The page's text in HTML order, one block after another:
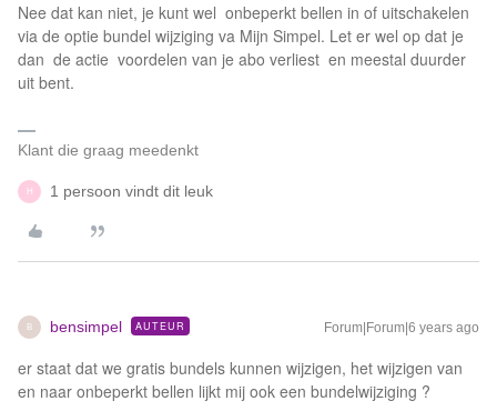
Nee dat kan niet, je kunt wel onbeperkt bellen in of uitschakelen
via de optie bundel wijziging va Mijn Simpel. Let er wel op dat je
dan de actie voordelen van je abo verliest en meestal duurder
uit bent.
Klant die graag meedenkt
H 1 persoon vindt dit leuk
B bensimpel AUTEUR Forum|Forum|6 years ago
er staat dat we gratis bundels kunnen wijzigen, het wijzigen van
en naar onbeperkt bellen lijkt mij ook een bundelwijziging ?